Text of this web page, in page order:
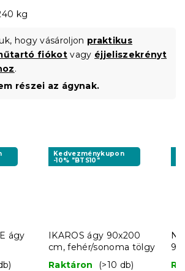
kg
hogy vásároljon praktikus
fiókot vagy éjjeliszekrényt
.
részei az ágynak.
ágy
Kedvezménykupon
-10% "BTS10"
IKAROS ágy 90x200
cm, fehér/sonoma tölgy
Raktáron
(>10 db)